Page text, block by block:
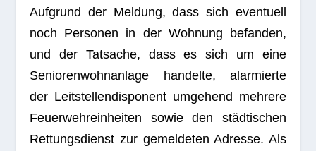
Auf­grund der Mel­dung, dass sich even­tu­ell
noch Per­so­nen in der Woh­nung befan­den,
und der Tat­sa­che, dass es sich um eine
Senio­ren­wohn­an­lage han­delte, alar­mierte
der Leit­stel­len­dis­po­nent umge­hend meh­rere
Feu­er­wehr­ein­hei­ten sowie den städ­ti­schen
Ret­tungs­dienst zur gemel­de­ten Adresse. Als